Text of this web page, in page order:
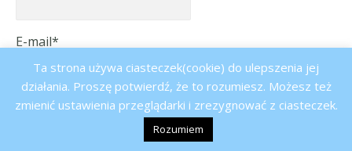
E-mail*
Ta strona używa ciasteczek(cookie) do ulepszenia jej
działania. Proszę potwierdź, że to rozumiesz. Możesz też
zmienić ustawienia przeglądarki i zrezygnować z ciasteczek.
Rozumiem